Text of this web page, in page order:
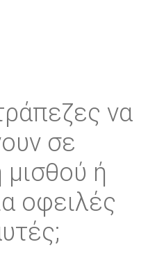
να
σε
ή
οφειλές